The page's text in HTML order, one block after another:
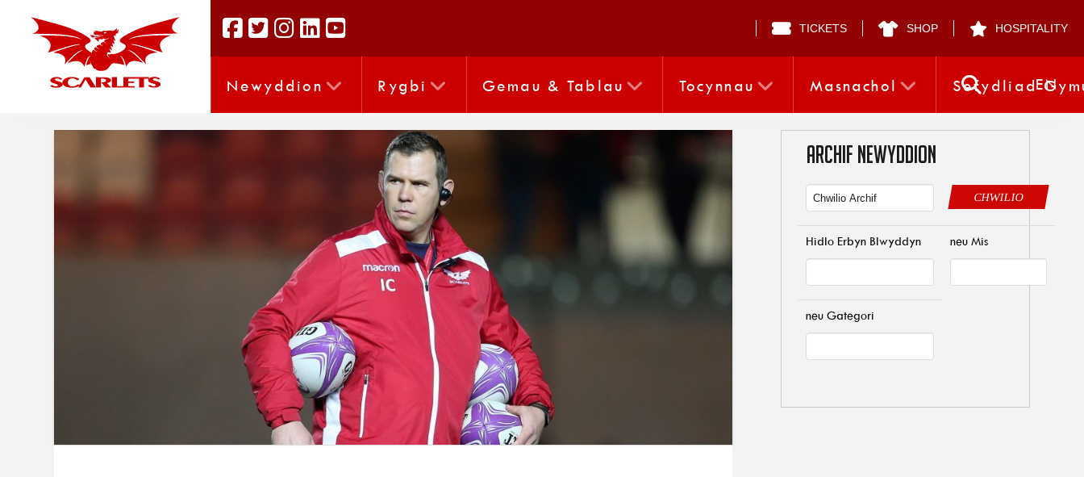
TICKETS SHOP HOSPITALITY
Newyddion Rygbi Gemau & Tablau Tocynnau Masnachol SefydliadEN
ARCHIF NEWYDDION
CHWILIO
Hidlo Erbyn Blwyddyn neu Mis
neu Gategori